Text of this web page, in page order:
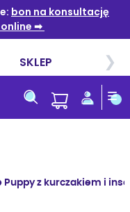
Puppy z kurczakiem i